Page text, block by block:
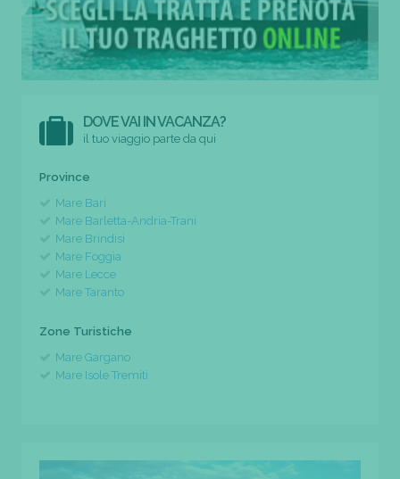
DOVE VAI IN VACANZA?
il tuo viaggio parte da qui
Province
Mare Bari
Mare Barletta-Andria-Trani
Mare Brindisi
Mare Foggia
Mare Lecce
Mare Taranto
Zone Turistiche
Mare Gargano
Mare Isole Tremiti